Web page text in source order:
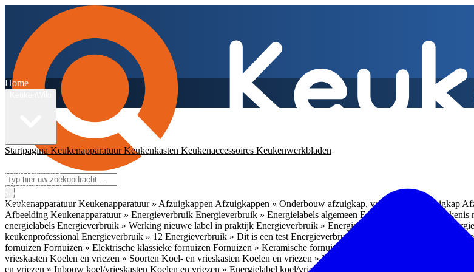
KeukenapparatuurKeukenapparatuur » Afzuigkappen Afzuigkappen » Onderbouw afzuigkap, vrijhangende afzuigkap
Afbeelding Keukenapparatuur » Energieverbruik Energieverbruik » Energielabels algemeen Energieverbruik » Betekenis
energielabels Energieverbruik » Werking nieuwe label in praktijk Energieverbruik » Energieverbruik in de praktijk
keukenprofessional Energieverbruik » 12 Energieverbruik » Dit is een test Energieverbruik » 1
fornuizen Fornuizen » Elektrische klassieke fornuizen Fornuizen » Keramische fornuizen Keukenapparatuur »
vrieskasten Koelen en vriezen » Soorten Koel- en vrieskasten Koelen en vriezen » Nismaten Koelen en vriezen »
en vriezen » Inbouw koel/vrieskasten Koelen en vriezen » Energielabel koel/vrieskasten
Home
Startpagina KeukenapparatuurKeukenkasten Keukenaccessoires Keukenwerkbladen
Ambassadeurs
Nieuwsbrieven
Veelgestelde vragen
Contact